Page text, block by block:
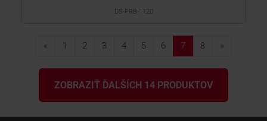
DS-PRB-1120
« 1 2 3 4 5 6 7 8 »
ZOBRAZIŤ ĎALŠÍCH 14 PRODUKTOV